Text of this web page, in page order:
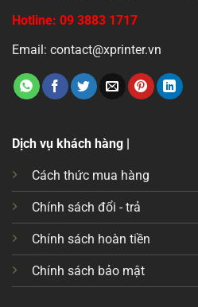
Hotline: 09 3883 1717
Email: contact@xprinter.vn
Dịch vụ khách hàng |
Cách thức mua hàng
Chính sách đổi - trả
Chính sách hoàn tiền
Chính sách bảo mật